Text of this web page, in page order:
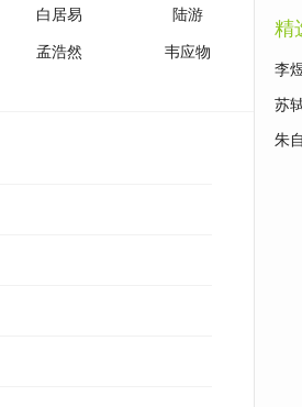
白居易 陆游
孟浩然 韦应物
精
李
苏
朱